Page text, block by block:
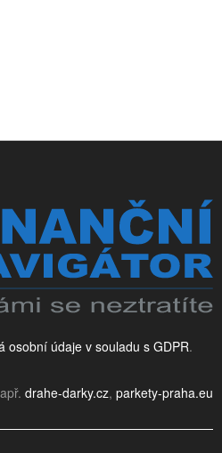
osobní údaje v souladu s GDPR.
drahe-darky.cz, parkety-praha.eu